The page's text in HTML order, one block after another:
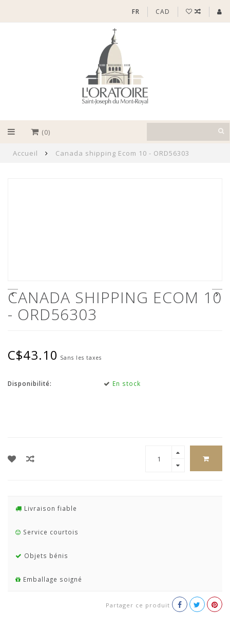
FR CAD
(0)
Accueil Canada shipping Ecom 10 - ORD56303
CANADA SHIPPING ECOM 10
- ORD56303
C$43.10 Sans les taxes
Disponibilité: En stock
Livraison fiable
Service courtois
Objets bénis
Emballage soigné
Partager ce produit